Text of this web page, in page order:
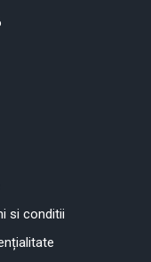
si conditii